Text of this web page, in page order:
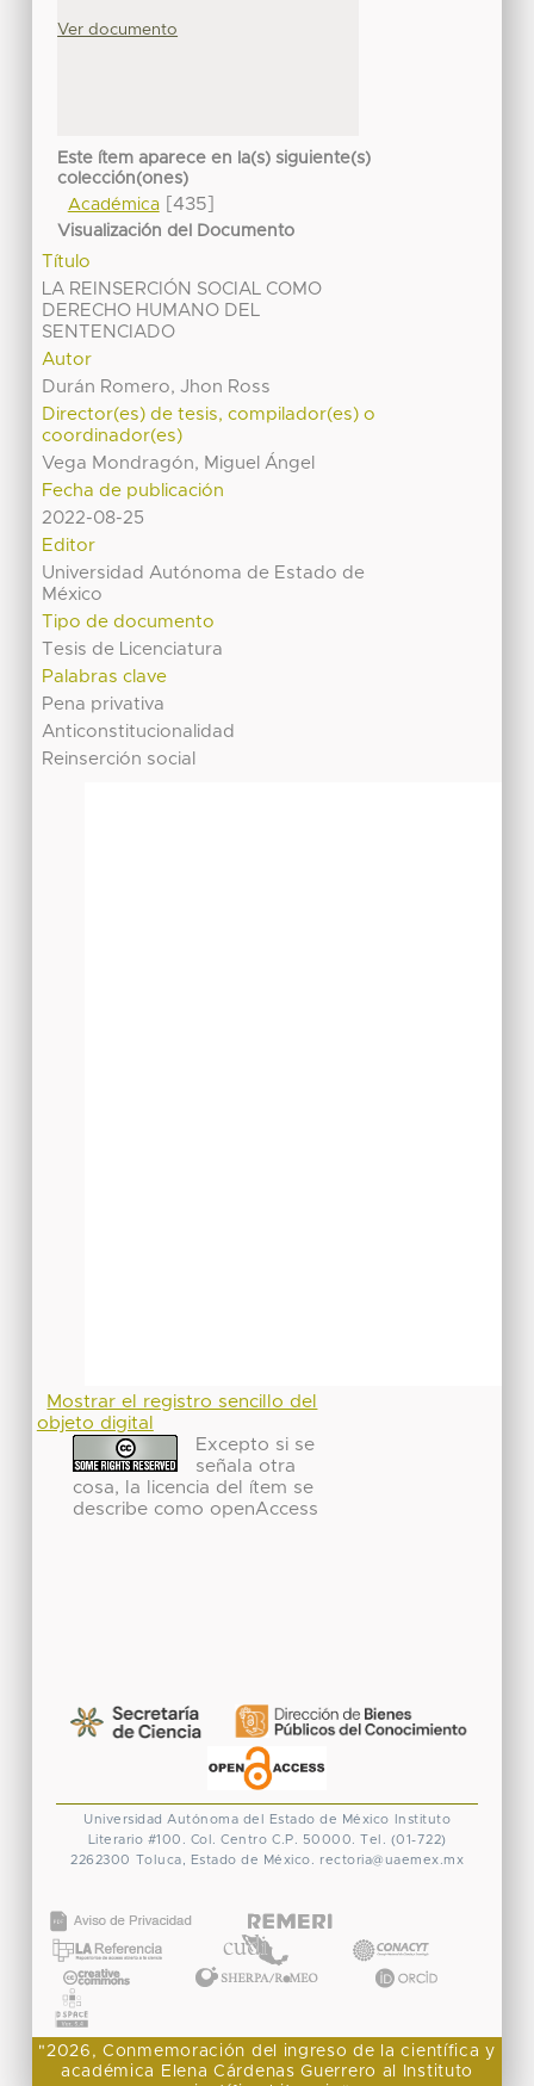
Ver documento
Este ítem aparece en la(s) siguiente(s)
colección(ones)
Académica[435]
Visualización del Documento
Título
LA REINSERCIÓN SOCIAL COMO
DERECHO HUMANO DEL
SENTENCIADO
Autor
Durán Romero, Jhon Ross
Director(es) de tesis, compilador(es) o
coordinador(es)
Vega Mondragón, Miguel Ángel
Fecha de publicación
2022-08-25
Editor
Universidad Autónoma de Estado de
México
Tipo de documento
Tesis de Licenciatura
Palabras clave
Pena privativa
Anticonstitucionalidad
Reinserción social
Mostrar el registro sencillo del
objeto digital
Excepto si se
señala otra
cosa, la licencia del ítem se
describe como openAccess
Universidad Autónoma del Estado de México
Instituto
Literario #100. Col. Centro C.P. 50000. Tel. (01-722)
2262300 Toluca, Estado de México. rectoria@uaemex.mx
"2026, Conmemoración del ingreso de la científica y
académica Elena Cárdenas Guerrero al Instituto